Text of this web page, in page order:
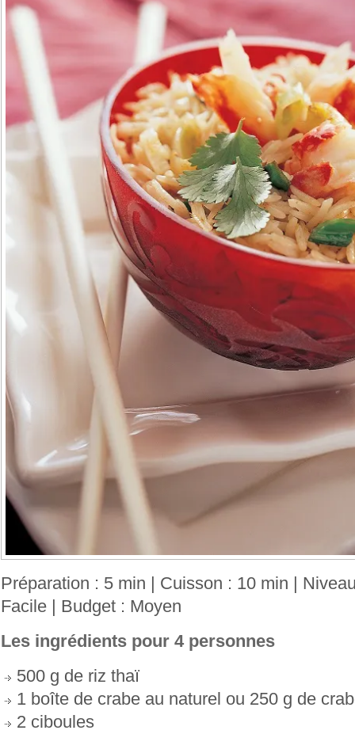
Préparation : 5 min | Cuisson : 10 min |
Facile | Budget : Moyen
Les ingrédients pour 4 personnes
500 g de riz thaï
1 boîte de crabe au naturel ou 250 g de
2 ciboules